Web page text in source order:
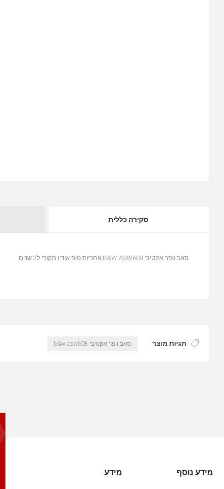
סקירה כללית
סאב וופר אקטיבי B&W ASW608 אחריות טופ אודיו מקורי ל3 שנים
תגיות מוצר סאב וופר אקטיבי b&w asw608
מידע נוסף מידע